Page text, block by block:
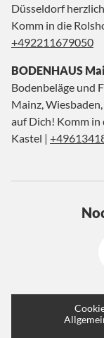
Düsseldorf
Komm in die
+492211679050
BODENHAUS
Bodenbeläge und
Mainz,
auf Dich! Komm
Kastel |